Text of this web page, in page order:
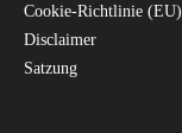
Cookie-Richtlinie (EU)
Disclaimer
Satzung